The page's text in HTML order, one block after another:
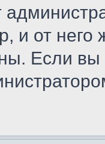
и от него
Если